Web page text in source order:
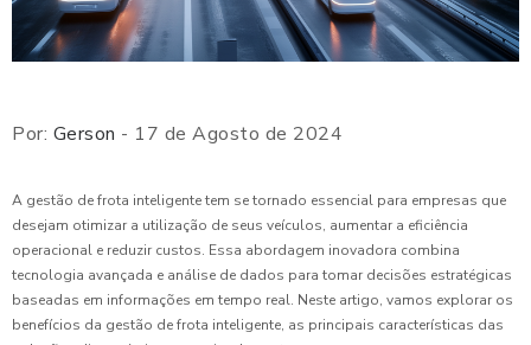
Por: Gerson - 17 de Agosto de 2024
A gestão de frota inteligente tem se tornado essencial para empresas que
desejam otimizar a utilização de seus veículos, aumentar a eficiência
operacional e reduzir custos. Essa abordagem inovadora combina
tecnologia avançada e análise de dados para tomar decisões estratégicas
baseadas em informações em tempo real. Neste artigo, vamos explorar os
benefícios da gestão de frota inteligente, as principais características das